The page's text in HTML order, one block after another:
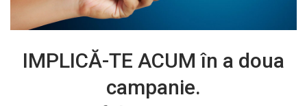
IMPLICĂ-TE ACUM în a doua
campanie.